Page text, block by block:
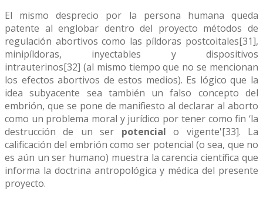
El mismo desprecio por la persona humana queda
patente al englobar dentro del proyecto métodos de
regulación abortivos como las píldoras postcoitales[31],
minipíldoras, inyectables y dispositivos
intrauterinos[32] (al mismo tiempo que no se mencionan
los efectos abortivos de estos medios). Es lógico que la
idea subyacente sea también un falso concepto del
embrión, que se pone de manifiesto al declarar al aborto
como un problema moral y jurídico por tener como fin ‘la
destrucción de un ser potencial o vigente'[33]. La
calificación del embrión como ser potencial (o sea, que no
es aún un ser humano) muestra la carencia científica que
informa la doctrina antropológica y médica del presente
proyecto.